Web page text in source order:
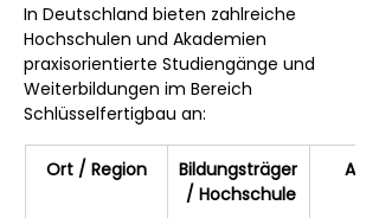
In Deutschland bieten zahlreiche
Hochschulen und Akademien
praxisorientierte Studiengänge und
Weiterbildungen im Bereich
Schlüsselfertigbau an:
Ort / Region
Bildungsträger
/ Hochschule